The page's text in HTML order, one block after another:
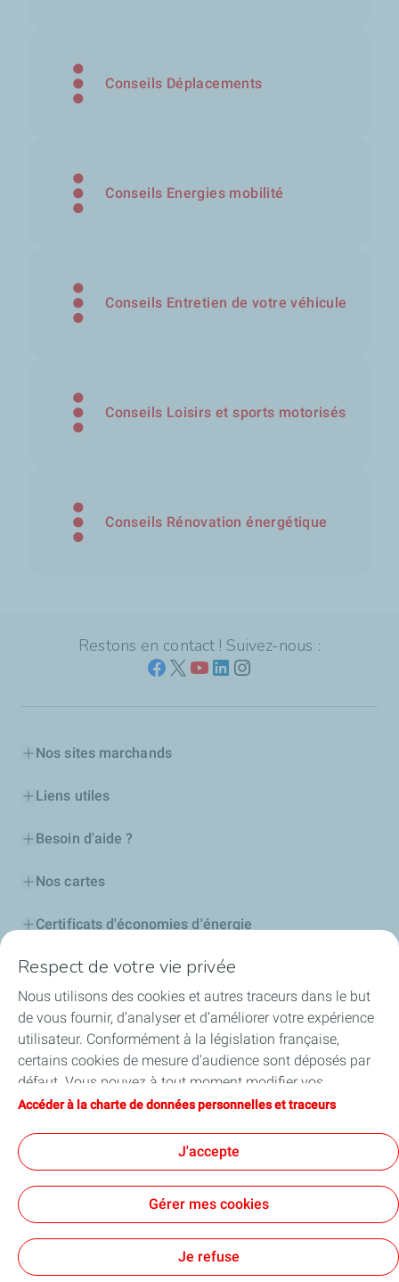
Conseils Déplacements
Conseils Energies mobilité
Conseils Entretien de votre véhicule
Conseils Loisirs et sports motorisés
Conseils Rénovation énergétique
Restons en contact ! Suivez-nous :
Nos sites marchands
Liens utiles
Besoin d'aide ?
Nos cartes
Certificats d'économies d'énergie
Nos partenaires
Collaborer avec TotalEnergies
Accessibilité
Conditions Générales d’Utilisation
Conditions Générales de VenteDonnées personnelles
TotalEnergies 2026
Respect de votre vie privée
Nous utilisons des cookies et autres traceurs dans le but
de vous fournir, d’analyser et d’améliorer votre expérience
utilisateur. Conformément à la législation française,
certains cookies de mesure d'audience sont déposés par
défaut. Vous pouvez à tout moment modifier vos
paramètres de cookies en cliquant sur le bouton « Gérer
vous acceptez le dépôt de l’ensemble des cookies. Dans le
cas où vous cliquez sur « Je refuse », seuls les cookies
techniques nécessaires au bon fonctionnement du site
seront utilisés. Pour plus d’informations, vous pouvez
traceurs ».
Accéder à la charte de données personnelles et traceurs
J'accepte
Gérer mes cookies
Je refuse